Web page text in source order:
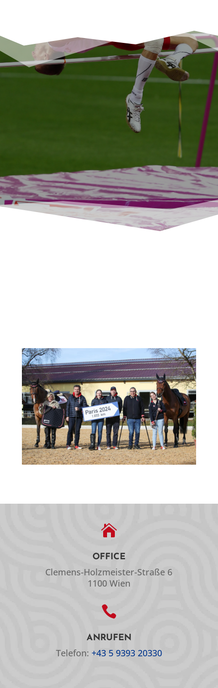

OFFICE
Clemens-Holzmeister-Straße 6
1100 Wien

ANRUFEN
Telefon: +43 5 9393 20330